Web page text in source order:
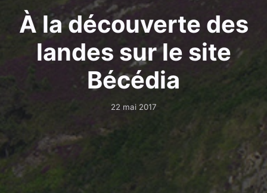
À la découverte des
landes sur le site
Bécédia
22 mai 2017